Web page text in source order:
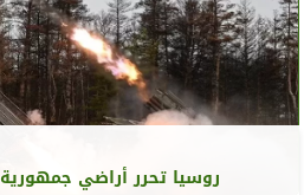
روسيا تحرر أراضي